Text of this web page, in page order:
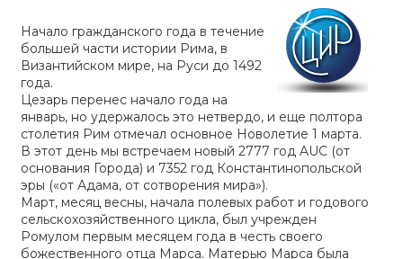
Начало гражданского года в течение
большей части истории Рима, в
Византийском мире, на Руси до 1492
года.
Цезарь перенес начало года на
январь, но удержалось это нетвердо, и еще полтора
столетия Рим отмечал основное Новолетие 1 марта.
В этот день мы встречаем новый 2777 год AUC (от
основания Города) и 7352 год Константинопольской
эры («от Адама, от сотворения мира»).
Март, месяц весны, начала полевых работ и годового
сельскохозяйственного цикла, был учрежден
Ромулом первым месяцем года в честь своего
божественного отца Марса. Матерью Марса была